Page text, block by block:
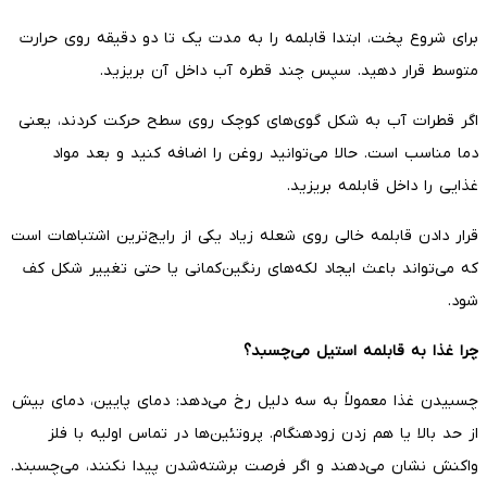
برای شروع پخت، ابتدا قابلمه را به مدت یک تا دو دقیقه روی حرارت
متوسط قرار دهید. سپس چند قطره آب داخل آن بریزید.
اگر قطرات آب به شکل گوی‌های کوچک روی سطح حرکت کردند، یعنی
دما مناسب است. حالا می‌توانید روغن را اضافه کنید و بعد مواد
غذایی را داخل قابلمه بریزید.
قرار دادن قابلمه خالی روی شعله زیاد یکی از رایج‌ترین اشتباهات است
که می‌تواند باعث ایجاد لکه‌های رنگین‌کمانی یا حتی تغییر شکل کف
شود.
چرا غذا به قابلمه استیل می‌چسبد؟
چسبیدن غذا معمولاً به سه دلیل رخ می‌دهد: دمای پایین، دمای بیش
از حد بالا یا هم زدن زودهنگام. پروتئین‌ها در تماس اولیه با فلز
واکنش نشان می‌دهند و اگر فرصت برشته‌شدن پیدا نکنند، می‌چسبند.